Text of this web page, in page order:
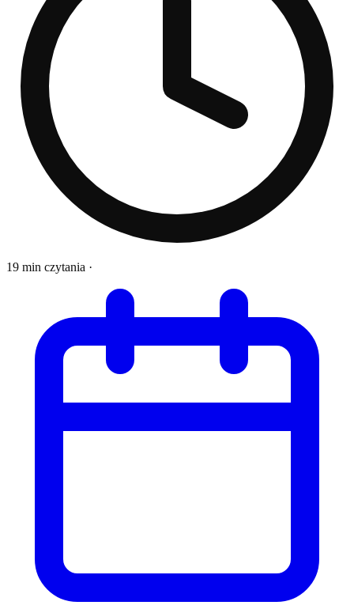
19 min czytania ·